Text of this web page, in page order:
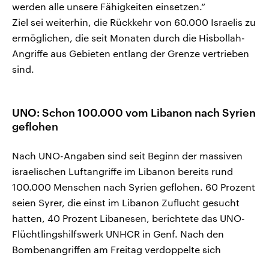
werden alle unsere Fähigkeiten einsetzen.“
Ziel sei weiterhin, die Rückkehr von 60.000 Israelis zu
ermöglichen, die seit Monaten durch die Hisbollah-
Angriffe aus Gebieten entlang der Grenze vertrieben
sind.
UNO: Schon 100.000 vom Libanon nach Syrien
geflohen
Nach UNO-Angaben sind seit Beginn der massiven
israelischen Luftangriffe im Libanon bereits rund
100.000 Menschen nach Syrien geflohen. 60 Prozent
seien Syrer, die einst im Libanon Zuflucht gesucht
hatten, 40 Prozent Libanesen, berichtete das UNO-
Flüchtlingshilfswerk UNHCR in Genf. Nach den
Bombenangriffen am Freitag verdoppelte sich